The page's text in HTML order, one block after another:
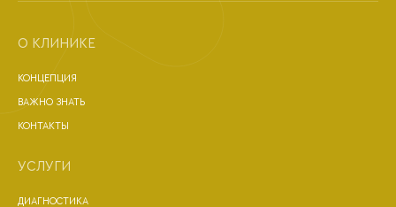
О КЛИНИКЕ
КОНЦЕПЦИЯ
ВАЖНО ЗНАТЬ
КОНТАКТЫ
УСЛУГИ
ДИАГНОСТИКА